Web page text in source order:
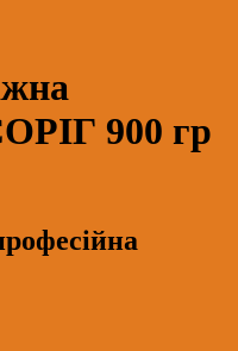
900 гр